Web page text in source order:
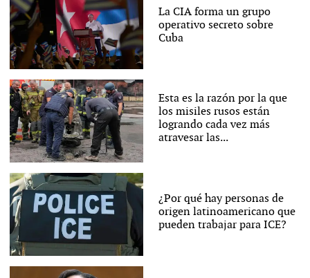
La CIA forma un grupo
operativo secreto sobre
Cuba
Esta es la razón por la que
los misiles rusos están
logrando cada vez más
atravesar las...
¿Por qué hay personas de
origen latinoamericano que
pueden trabajar para ICE?